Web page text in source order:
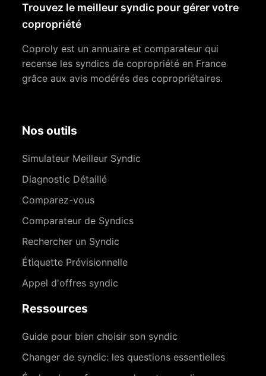
Trouvez le meilleur syndic pour gérer votre
copropriété
Coproly est un annuaire et comparateur qui
recense les syndics de copropriété en France
grâce aux avis modérés des copropriétaires.
Nos outils
Simulateur Meilleur Syndic
Diagnostic Détaillé
Comparez-vous
Comparateur de Syndics
Rechercher un Syndic
Étiquette Prévisionnelle
Appel d'offres syndic
Ressources
Guide pour bien choisir son syndic
Changer de syndic: les questions essentielles